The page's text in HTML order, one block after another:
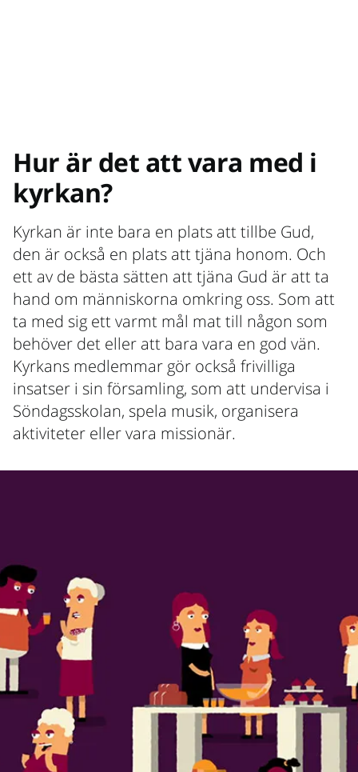
Hur är det att vara med i
kyrkan?
Kyrkan är inte bara en plats att tillbe Gud,
den är också en plats att tjäna honom. Och
ett av de bästa sätten att tjäna Gud är att ta
hand om människorna omkring oss. Som att
ta med sig ett varmt mål mat till någon som
behöver det eller att bara vara en god vän.
Kyrkans medlemmar gör också frivilliga
insatser i sin församling, som att undervisa i
Söndagsskolan, spela musik, organisera
aktiviteter eller vara missionär.